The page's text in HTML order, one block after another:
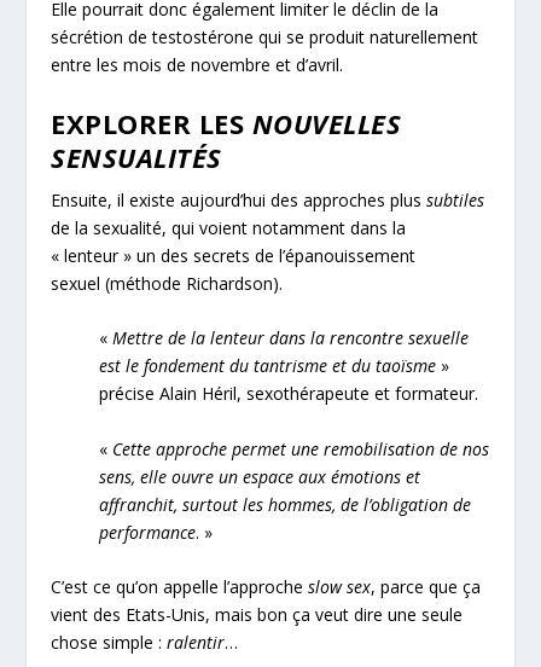
Elle pourrait donc également limiter le déclin de la
sécrétion de testostérone qui se produit naturellement
entre les mois de novembre et d’avril.
EXPLORER LES NOUVELLES
SENSUALITÉS
Ensuite, il existe aujourd’hui des approches plussubtiles
de la sexualité, qui voient notamment dans la
« lenteur » un des secrets de l’épanouissement
sexuel (méthode Richardson).
«Mettre de la lenteur dans la rencontre sexuelle
est le fondement du tantrisme et du taoïsme »
précise Alain Héril, sexothérapeute et formateur.
« Cette approche permet une remobilisation de nos
sens, elle ouvre un espace aux émotions et
affranchit, surtout les hommes, de l’obligation de
performance. »
C’est ce qu’on appelle l’approcheslow sex, parce que ça
vient des Etats-Unis, mais bon ça veut dire une seule
chose simple :ralentir…